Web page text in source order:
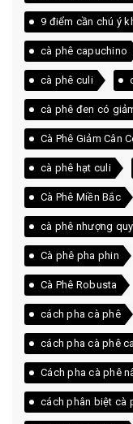
9 điểm cần chú ý
cà phê capuchino
cà phê culi
cà phê đen có
Cà Phê Giảm Cân
cà phê hạt culi
Cà Phê Miền Bắc
cà phê nhượng
Cà phê pha phin
Cà Phê Robusta
cách pha cà phê
cách pha cà phê
Cách pha cà phê
cách phân biệt cà